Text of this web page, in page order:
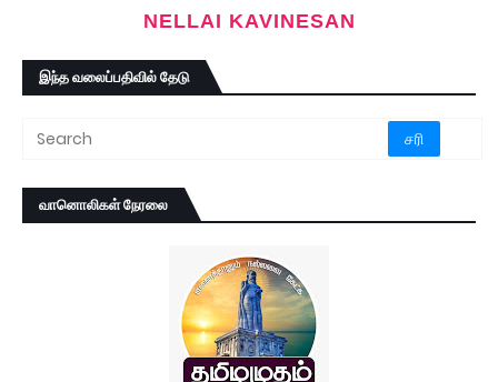
NELLAI KAVINESAN
இந்த வலைப்பதிவில் தேடு
வானொலிகள் நேரலை